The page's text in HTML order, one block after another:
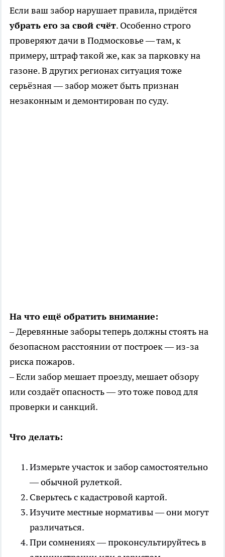
Если ваш забор нарушает правила, придётся
убрать его за свой счёт. Особенно строго
проверяют дачи в Подмосковье — там, к
примеру, штраф такой же, как за парковку на
газоне. В других регионах ситуация тоже
серьёзная — забор может быть признан
незаконным и демонтирован по суду.
На что ещё обратить внимание:
– Деревянные заборы теперь должны стоять на
безопасном расстоянии от построек — из-за
риска пожаров.
– Если забор мешает проезду, мешает обзору
или создаёт опасность — это тоже повод для
проверки и санкций.
Что делать:
Измерьте участок и забор самостоятельно
— обычной рулеткой.
Сверьтесь с кадастровой картой.
Изучите местные нормативы — они могут
различаться.
При сомнениях — проконсультируйтесь в